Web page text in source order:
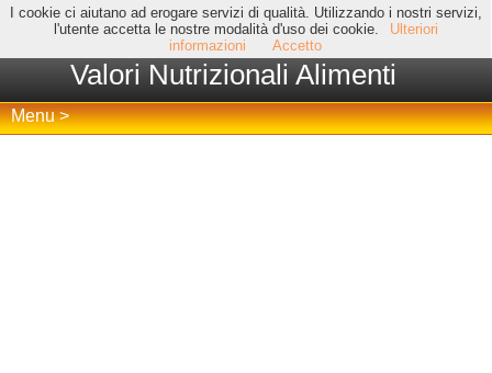
I cookie ci aiutano ad erogare servizi di qualità. Utilizzando i nostri servizi,
l'utente accetta le nostre modalità d'uso dei cookie.
Ulteriori
informazioni
Accetto
Valori Nutrizionali Alimenti
Menu >